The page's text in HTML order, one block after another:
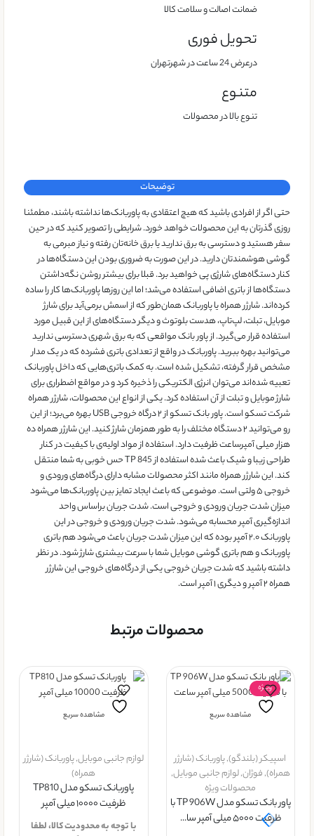
ضمانت اصالت و سلامت کالا
تحویل فوری
درعرض 24 ساعت در شهرتهران
متنوع
تنوع بالا در محصولات
توضیحات
حتی اگر از افرادی باشید که هیچ اعتقادی به پاوربانک‌ها نداشته باشند، مطمئنا
روزی گذرتان به این محصولات خواهد خورد. شرایطی را تصویر کنید که در حین
سفر هستید و دسترسی به برق ندارید یا برق خانه‌تان رفته و نیاز مبرمی به
گوشی هوشمند‌تان دارید. در این صورت به ضروری بودن این دستگاه‌ها در
کنار دستگاه‌های شارژی پی خواهید برد. قبلا برای بیشتر روشن نگه‌داشتن
دستگاه­‌ها از باتری اضافی استفاده می‌­شد؛ اما این روزها پاوربانک‌­ها کار را ساده
کرده­‌اند. شارژر همراه یا پاوربانک همان‌طور که از اسمش برمی‌آید برای شارژ
موبایل، تبلت، لپ‌تاپ، هدست بلوتوث و دیگر دستگاه‌های از این قبیل مورد
استفاده قرار می‌گیرد. از پاور بانک مواقعی که به برق شهری دسترسی ندارید
می‌توانید بهره ببرید. پاوربانک در واقع از تعدادی باتری فشرده که در یک مدار
مشخص قرار گرفته، تشکیل شده است. به کمک باتری‌هایی که داخل پاوربانک
تعبیه شده‌اند می‌توان انرژی الکتریکی را ذخیره کرد و در مواقع اضطراری برای
شارژ موبایل و تبلت از آن استفاده کرد. یکی از انواع این محصولات، شارژر همراه
شرکت تسکو است. پاور بانک تسکو از ۲ درگاه خروجی USB بهره می‌برد؛ از این
رو می‌توانید ۲ دستگاه مختلف را به طور همزمان شارژ کنید. این شارژر همراه ده
هزار میلی آمپرساعت ظرفیت دارد. استفاده از مواد اولیه‌ی با کیفیت در کنار
طراحی زیبا و شیک باعث شده استفاده از TP 845 حس خوبی به شما منتقل
کند. این شارژر همراه مانند اکثر محصولات مشابه دارای درگاه‌های ورودی و
خروجی ۵ ولتی است. موضوعی که باعث ایجاد تمایز بین پاوربانک‌ها می‌شود
میزان شدت جریان ورودی و خروجی است. شدت جریان براساس واحد
اندازه‌گیری آمپر محسابه می‌شود. شدت جریان ورودی و خروجی در این
پاوربانک ۲.۰ آمپر بوده که این میزان شدت جریان باعث می‌شود هم باتری
پاوربانک و هم باتری گوشی موبایل شما با سرعت بیشتری شارژ شود. در نظر
داشته باشید که شدت جریان خروجی یکی از درگاه‌های خروجی این شارژر
همراه ۲ آمپر و دیگری ۱ آمپر است.
محصولات مرتبط
ویــژه
مشاهده سریع
اسپیکر (بلندگو),پاوربانک (شارژر
همراه),فوژان,لوازم جانبی موبایل,
محصولات ویژه
پاور بانک تسکو مدل TP 906W با
ظرفیت ۵۰۰۰ میلی آمپر سا...
مشاهده سریع
لوازم جانبی موبایل,پاوربانک (شارژر
همراه)
پاوربانک تسکو مدل TP810
ظرفیت ۱۰۰۰۰ میلی آمپر
با توجه به محدودیت کالا، لطفا